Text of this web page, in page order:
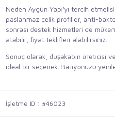
Neden Aygün Yapı'yı tercih
paslanmaz çelik profiller, anti-
sonrası destek hizmetleri de
atabilir, fiyat teklifleri alabilirsiniz.
Sonuç olarak, duşakabin üreticisi
ideal bir seçenek. Banyonuzu
İşletme ID : #46023